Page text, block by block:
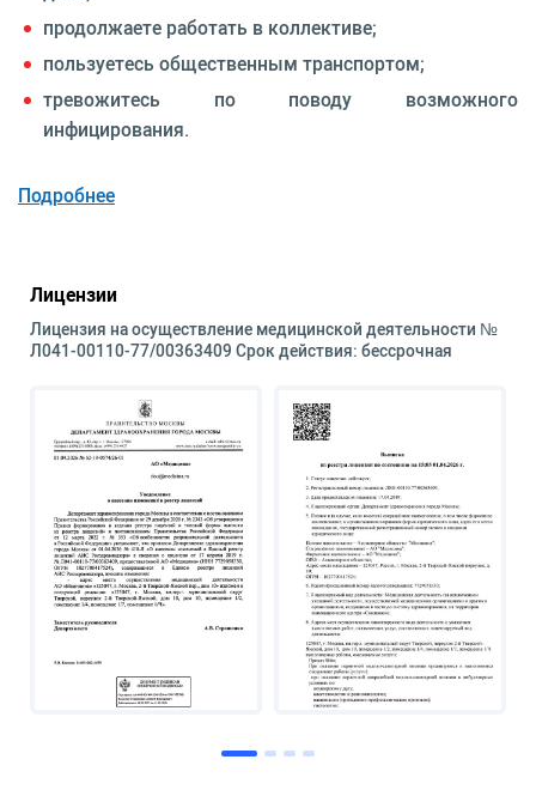
продолжаете работать в коллективе;
пользуетесь общественным транспортом;
тревожитесь по поводу возможного
инфицирования.
Подробнее
Лицензии
Лицензия на осуществление медицинской деятельности №
Л041-00110-77/00363409 Срок действия: бессрочная